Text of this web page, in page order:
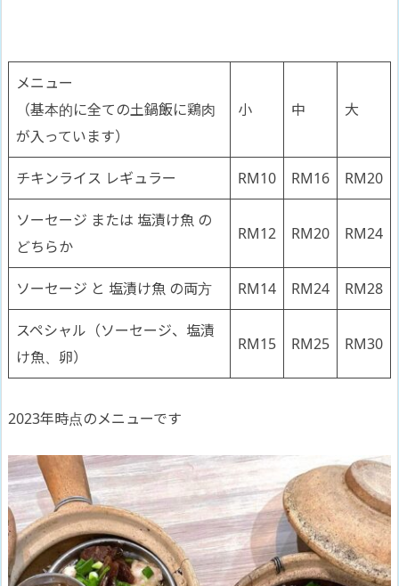
メニュー
（基本的に全ての土鍋飯に鶏肉
が入っています）
小 中 大
チキンライス レギュラー RM10 RM16 RM20
ソーセージ または 塩漬け魚 の
どちらか
RM12 RM20 RM24
ソーセージ と 塩漬け魚 の両方 RM14 RM24 RM28
スペシャル（ソーセージ、塩漬
け魚、卵）
RM15 RM25 RM30
2023年時点のメニューです